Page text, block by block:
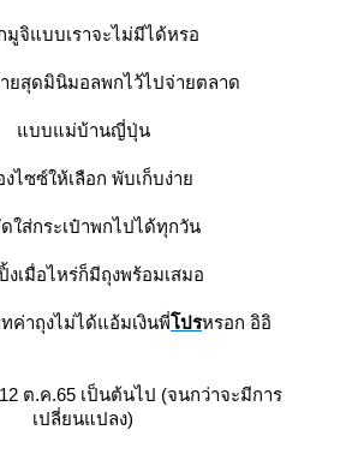
มูจิแบบเราจะไม่มีได้หรอ
ยสุดมินิมอลพกไว้ไปจ่ายตลาด
บบแม่บ้านญี่ปุ่น
งไซซ์ให้เลือก พับเก็บง่า
ใส่กระเป๋าพกไปได้ทุกวัน
งเมื่อไหร่ก็มีถุงพร้อมเสมอ
ค่าถุงไม่ได้แอ้มเงินพี่ปรหรอก อิอิ
ต.ค.65 เป็นต้นไป (จนกว่าจะมีการ
เปลี่ยนแปลง)